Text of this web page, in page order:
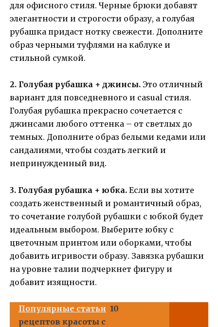
для офисного стиля. Черные брюки добавят
элегантности и строгости образу, а голубая
рубашка придаст нотку свежести. Дополните
образ черными туфлями на каблуке и
стильной сумкой.
2. Голубая рубашка + джинсы. Это отличный
вариант для повседневного и casual стиля.
Голубая рубашка прекрасно сочетается с
джинсами любого оттенка – от светлых до
темных. Дополните образ белыми кедами или
сандалиями, чтобы создать легкий и
непринужденный вид.
3. Голубая рубашка + юбка. Если вы хотите
создать женственный и романтичный образ,
то сочетание голубой рубашки с юбкой будет
идеальным выбором. Выберите юбку с
цветочным принтом или оборками, чтобы
добавить игривости образу. Завязка рубашки
на уровне талии подчеркнет фигуру и
добавит изящности.
Популярные статьи 10
рецептов красоты с